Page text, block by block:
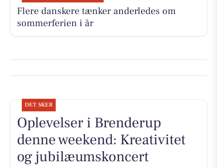
Flere danskere tænker anderledes om
sommerferien i år
DET SKER
Oplevelser i Brenderup
denne weekend: Kreativitet
og jubilæumskoncert